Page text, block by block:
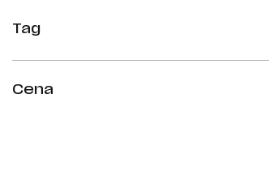
Tag
Cena